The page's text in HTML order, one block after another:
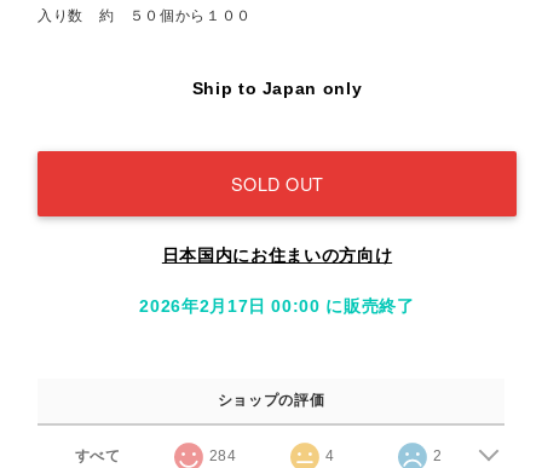
入り数 約 ５０個から１００
Ship to Japan only
SOLD OUT
日本国内にお住まいの方向け
2026年2月17日 00:00 に販売終了
ショップの評価
すべて 284 4 2